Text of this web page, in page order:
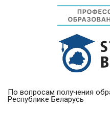
По вопросам получения
Республике Беларусь